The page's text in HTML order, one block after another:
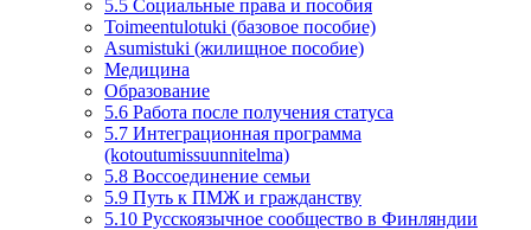
5.5 Социальные права и пособия
Toimeentulotuki (базовое пособие)
Asumistuki (жилищное пособие)
Медицина
Образование
5.6 Работа после получения статуса
5.7 Интеграционная программа
(kotoutumissuunnitelma)
5.8 Воссоединение семьи
5.9 Путь к ПМЖ и гражданству
5.10 Русскоязычное сообщество в Финляндии